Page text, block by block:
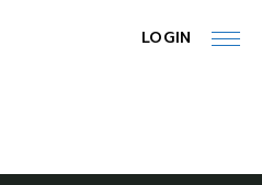
LOGIN